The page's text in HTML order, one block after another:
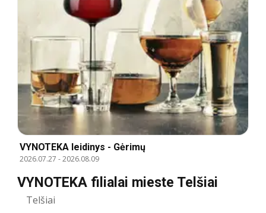
VYNOTEKA leidinys - Gėrimų
2026.07.27 -2026.08.09
VYNOTEKA filialai mieste Telšiai
Telšiai